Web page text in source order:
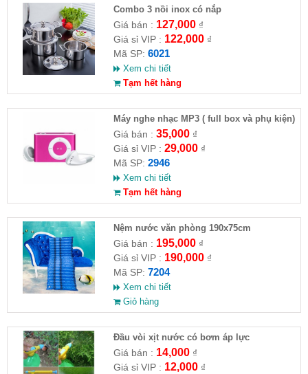
Combo 3 nồi inox có nắp
Giá bán : 127,000₫
Giá sỉ VIP : 122,000₫
Mã SP: 6021
Xem chi tiết
Tạm hết hàng
Máy nghe nhạc MP3 ( full box và phụ kiện)
Giá bán : 35,000₫
Giá sỉ VIP : 29,000₫
Mã SP: 2946
Xem chi tiết
Tạm hết hàng
Nệm nước văn phòng 190x75cm
Giá bán : 195,000₫
Giá sỉ VIP : 190,000₫
Mã SP: 7204
Xem chi tiết
Giỏ hàng
Đầu vòi xịt nước có bơm áp lực
Giá bán : 14,000₫
Giá sỉ VIP : 12,000₫